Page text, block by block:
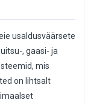
usaldusväärsete
, gaasi- ja
mis
on lihtsalt